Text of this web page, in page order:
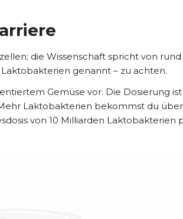
die Wissenschaft spricht von rund
genannt – zu achten.
Gemüse vor. Die Dosierung ist
Laktobakterien bekommst du
von 10 Milliarden Laktobakterien